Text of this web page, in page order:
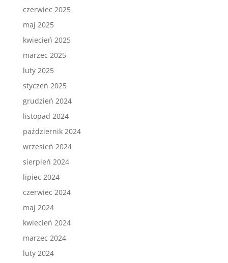
czerwiec 2025
maj 2025
kwiecień 2025
marzec 2025
luty 2025
styczeń 2025
grudzień 2024
listopad 2024
październik 2024
wrzesień 2024
sierpień 2024
lipiec 2024
czerwiec 2024
maj 2024
kwiecień 2024
marzec 2024
luty 2024